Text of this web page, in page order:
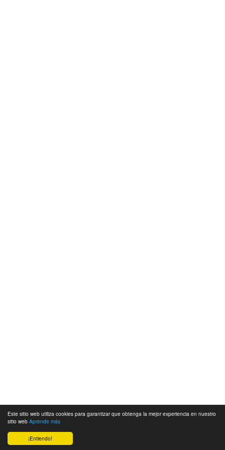
¡Entiendo!
Este sitio web utiliza cookies para garantizar que obtenga la mejor experiencia en nuestro
sitio web Aprende más